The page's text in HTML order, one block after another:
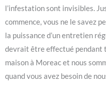
l’infestation sont invisibles.
commence, vous ne le savez
la puissance d’un entretien
devrait être effectué pendant
maison à Moreac et nous
quand vous avez besoin de